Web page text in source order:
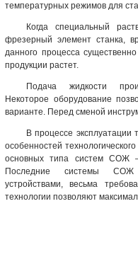
температурных режимов для
Когда специальный
фрезерный элемент станка,
данного процесса
продукции растет.
Подача жидкости
Некоторое оборудование
варианте. Перед сменой
В процессе эксплуатации
особенностей
основных типа систем СОЖ
Последние системы СОЖ
устройствами, весьма
технологии позволяют